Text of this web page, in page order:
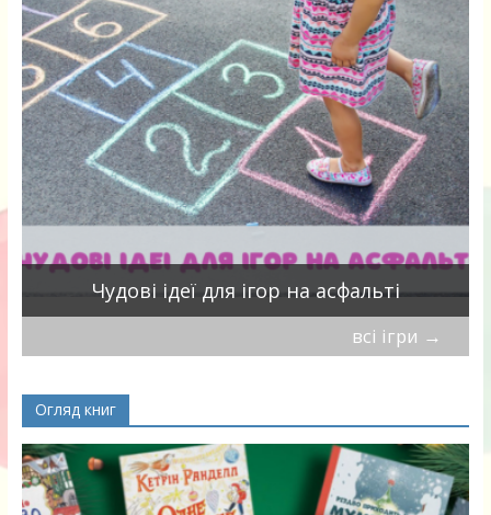
Чудові ідеї для ігор на асфальті
всі ігри →
Огляд книг